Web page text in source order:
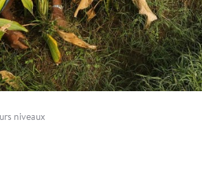
niveaux